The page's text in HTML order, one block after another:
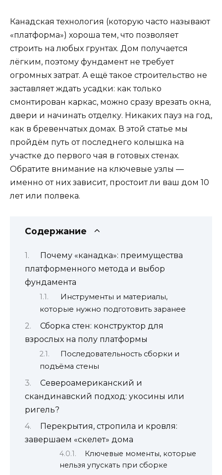
Канадская технология (которую часто называют
«платформа») хороша тем, что позволяет
строить на любых грунтах. Дом получается
лёгким, поэтому фундамент не требует
огромных затрат. А ещё такое строительство не
заставляет ждать усадки: как только
смонтирован каркас, можно сразу врезать окна,
двери и начинать отделку. Никаких пауз на год,
как в бревенчатых домах. В этой статье мы
пройдём путь от последнего колышка на
участке до первого чая в готовых стенах.
Обратите внимание на ключевые узлы —
именно от них зависит, простоит ли ваш дом 10
лет или полвека.
Содержание
Почему «канадка»: преимущества
платформенного метода и выбор
фундамента
Инструменты и материалы,
которые нужно подготовить заранее
Сборка стен: конструктор для
взрослых на полу платформы
Последовательность сборки и
подъёма стены
Североамериканский и
скандинавский подход: укосины или
ригель?
Перекрытия, стропила и кровля:
завершаем «скелет» дома
Ключевые моменты, которые
нельзя упускать при сборке